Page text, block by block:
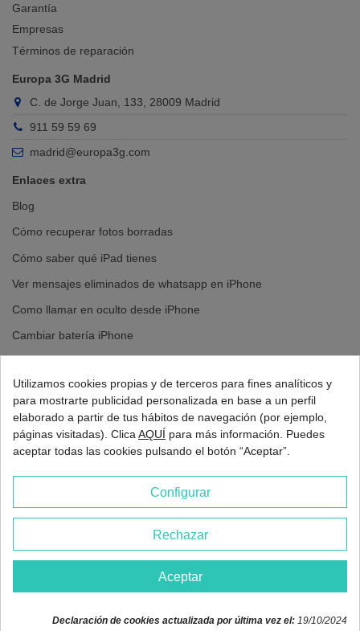
Garantía
Empresas
Términos de reparación
Europa 3G Madrid
C. de Jorge Juan, 133, 28009 Madrid
911 59 59 69
madrid@europa3g.com
Enlaces extra
Blog
Cómo recuperar fotos borradas
Cómo saber qué iPad tienes
Ver mensajes eliminados de whatsapp en iPhone
Como llamar en oculto desde iPhone
Cambiar batería iPhone
2026 - Europa 3G Madrid
Utilizamos cookies propias y de terceros para fines analíticos y
para mostrarte publicidad personalizada en base a un perfil
elaborado a partir de tus hábitos de navegación (por ejemplo,
páginas visitadas). Clica AQUÍ para más información. Puedes
aceptar todas las cookies pulsando el botón “Aceptar”.
Configurar
Rechazar
Aceptar
Declaración de cookies actualizada por última vez el: 19/10/2024